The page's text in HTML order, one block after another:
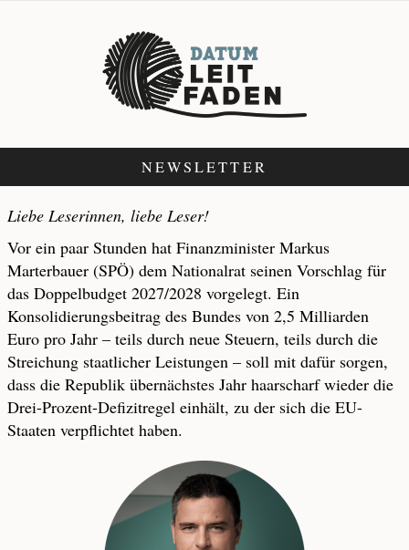
NEWSLETTER
Liebe Leserinnen, liebe Leser!
Vor ein paar Stunden hat Finanzminister Markus
Marterbauer (SPÖ) dem Nationalrat seinen Vorschlag für
das Doppelbudget 2027/2028 vorgelegt. Ein
Konsolidierungsbeitrag des Bundes von 2,5 Milliarden
Euro pro Jahr – teils durch neue Steuern, teils durch die
Streichung staatlicher Leistungen – soll mit dafür sorgen,
dass die Republik übernächstes Jahr haarscharf wieder die
Drei-Prozent-Defizitregel einhält, zu der sich die EU-
Staaten verpflichtet haben.